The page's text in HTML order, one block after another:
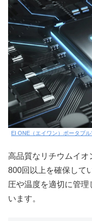
EI ONE（エイワン）ポータブ
高品質なリチウムイ
800回以上を確保して
圧や温度を適切に管
います。